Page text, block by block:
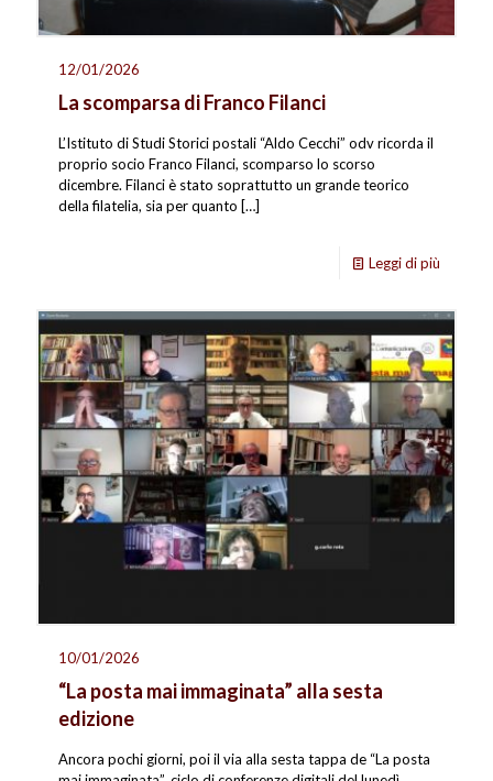
12/01/2026
La scomparsa di Franco Filanci
L’Istituto di Studi Storici postali “Aldo Cecchi” odv ricorda il
proprio socio Franco Filanci, scomparso lo scorso
dicembre. Filanci è stato soprattutto un grande teorico
della filatelia, sia per quanto […]
Leggi di più
10/01/2026
“La posta mai immaginata” alla sesta
edizione
Ancora pochi giorni, poi il via alla sesta tappa de “La posta